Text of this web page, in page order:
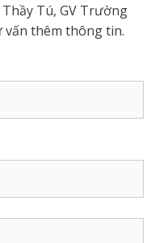
Thầy Tú, GV Trường
vấn thêm thông tin.